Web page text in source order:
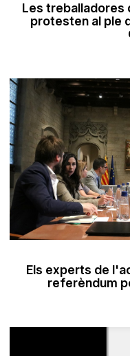
Les treballadores
protesten al ple
Els experts de
referèndum